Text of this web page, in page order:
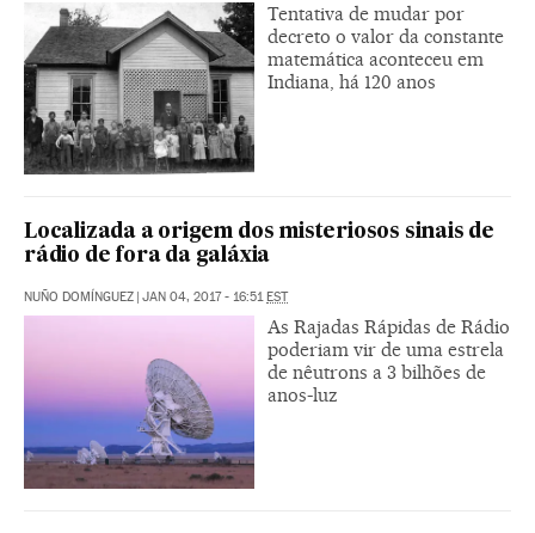
Tentativa de mudar por
decreto o valor da constante
matemática aconteceu em
Indiana, há 120 anos
Localizada a origem dos misteriosos sinais de
rádio de fora da galáxia
NUÑO DOMÍNGUEZ JAN 04, 2017 - 16:51 EST
As Rajadas Rápidas de Rádio
poderiam vir de uma estrela
de nêutrons a 3 bilhões de
anos-luz